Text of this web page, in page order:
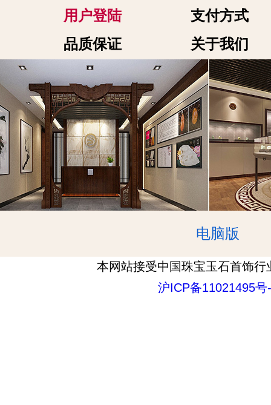
用户登陆
支付方式
品质保证
关于我们
电脑版
本网站接受中国珠宝玉石首饰行
沪ICP备11021495号